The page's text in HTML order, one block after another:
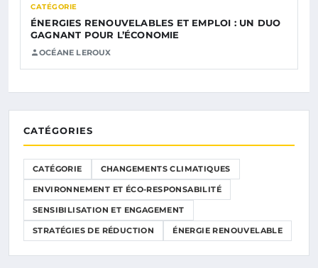
CATÉGORIE
ÉNERGIES RENOUVELABLES ET EMPLOI : UN DUO
GAGNANT POUR L’ÉCONOMIE
OCÉANE LEROUX
CATÉGORIES
CATÉGORIE CHANGEMENTS CLIMATIQUES
ENVIRONNEMENT ET ÉCO-RESPONSABILITÉ
SENSIBILISATION ET ENGAGEMENT
STRATÉGIES DE RÉDUCTION ÉNERGIE RENOUVELABLE